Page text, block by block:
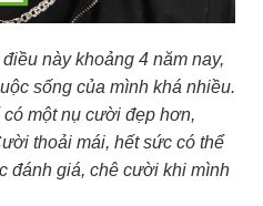
này khoảng 4 năm nay,
sống của mình khá nhiều.
một nụ cười đẹp hơn,
thoải mái, hết sức có thể
đánh giá, chê cười khi mình